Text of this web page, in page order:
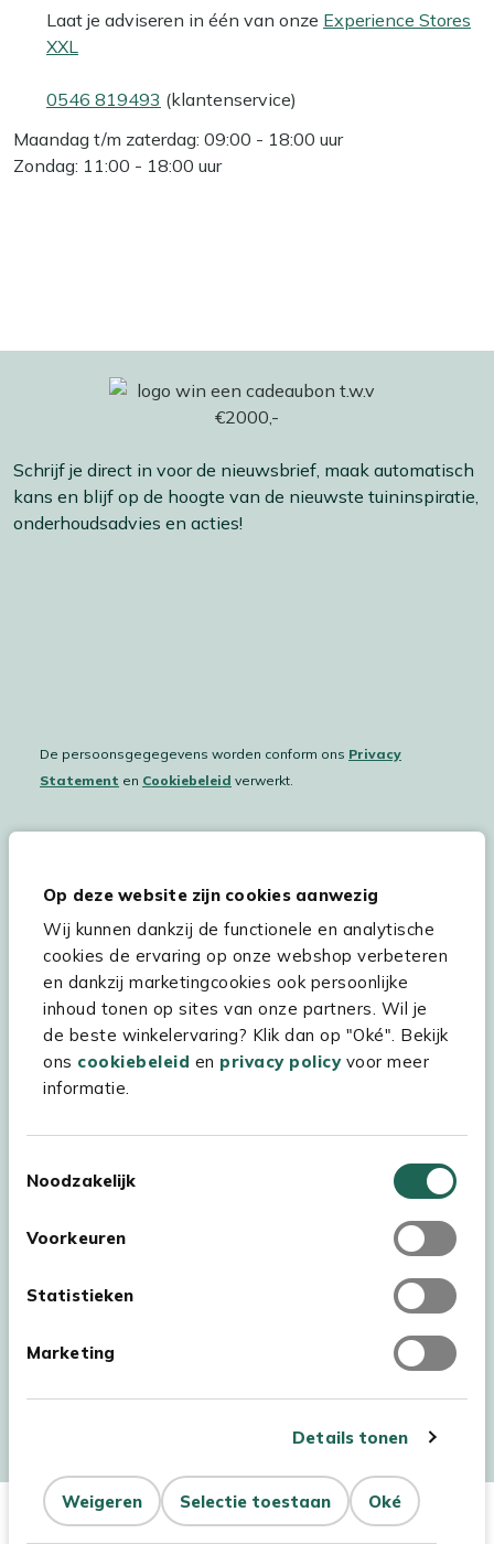
Op deze website zijn cookies aanwezig
Wij kunnen dankzij de functionele en analytische
cookies de ervaring op onze webshop verbeteren
en dankzij marketingcookies ook persoonlijke
inhoud tonen op sites van onze partners. Wil je
de beste winkelervaring? Klik dan op "Oké". Bekijk
ons cookiebeleid en privacy policyvoor meer
informatie.
Noodzakelijk
Voorkeuren
Statistieken
Marketing
Details tonen
Oké
Selectie toestaan
Weigeren
Dit product is niet op
voorraad
Aantal
Niet op
voorraad
Laat je adviseren in één van onze Experience Stores
XXL
0546 819493 (klantenservice)
Maandag t/m zaterdag: 09:00 - 18:00 uur
Zondag: 11:00 - 18:00 uur
Schrijf je direct in voor de nieuwsbrief, maak automatisch
kans en blijf op de hoogte van de nieuwste tuininspiratie,
onderhoudsadvies en acties!
De persoonsgegegevens worden conform ons Privacy
Statement en Cookiebeleid verwerkt.
Hulp & service
Assortiment
Kees Smit Tuinmeubelen
Experience Stores XXL